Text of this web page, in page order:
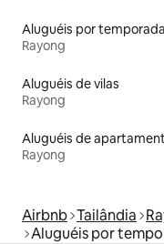
Rayong
Aluguéis de vilas
Rayong
Aluguéis de
Rayong
Airbnb Tailândia
Aluguéis por